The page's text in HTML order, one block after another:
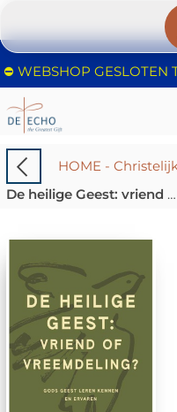
De heilige Geest: vriend of vreemdeling?